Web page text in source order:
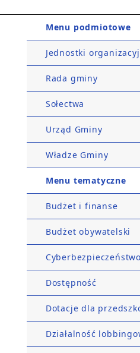
Menu podmiotowe
Jednostki
Rada gminy
Sołectwa
Urząd Gminy
Władze Gminy
Menu tematyczne
Budżet i finanse
Budżet obywatelski
Cyberbezpieczeństwo
Dostępność
Dotacje dla
Działalność